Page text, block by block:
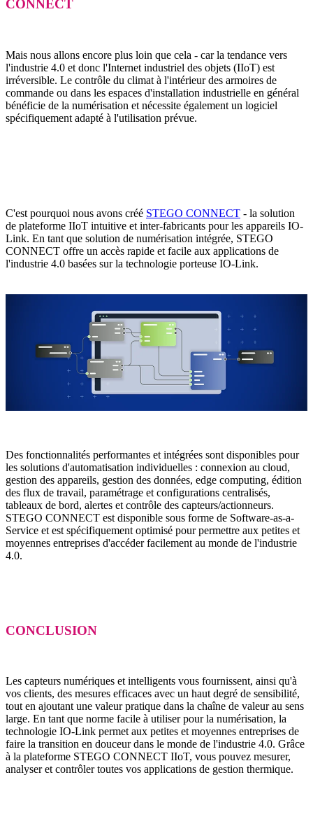
CONNECT
Mais nous allons encore plus loin que cela - car la tendance vers
l'industrie 4.0 et donc l'Internet industriel des objets (IIoT) est
irréversible. Le contrôle du climat à l'intérieur des armoires de
commande ou dans les espaces d'installation industrielle en général
bénéficie de la numérisation et nécessite également un logiciel
spécifiquement adapté à l'utilisation prévue.
C'est pourquoi nous avons créé STEGO CONNECT - la solution
de plateforme IIoT intuitive et inter-fabricants pour les appareils IO-
Link. En tant que solution de numérisation intégrée, STEGO
CONNECT offre un accès rapide et facile aux applications de
l'industrie 4.0 basées sur la technologie porteuse IO-Link.
Des fonctionnalités performantes et intégrées sont disponibles pour
les solutions d'automatisation individuelles : connexion au cloud,
gestion des appareils, gestion des données, edge computing, édition
des flux de travail, paramétrage et configurations centralisés,
tableaux de bord, alertes et contrôle des capteurs/actionneurs.
STEGO CONNECT est disponible sous forme de Software-as-a-
Service et est spécifiquement optimisé pour permettre aux petites et
moyennes entreprises d'accéder facilement au monde de l'industrie
4.0.
CONCLUSION
Les capteurs numériques et intelligents vous fournissent, ainsi qu'à
vos clients, des mesures efficaces avec un haut degré de sensibilité,
tout en ajoutant une valeur pratique dans la chaîne de valeur au sens
large. En tant que norme facile à utiliser pour la numérisation, la
technologie IO-Link permet aux petites et moyennes entreprises de
faire la transition en douceur dans le monde de l'industrie 4.0. Grâce
à la plateforme STEGO CONNECT IIoT, vous pouvez mesurer,
analyser et contrôler toutes vos applications de gestion thermique.